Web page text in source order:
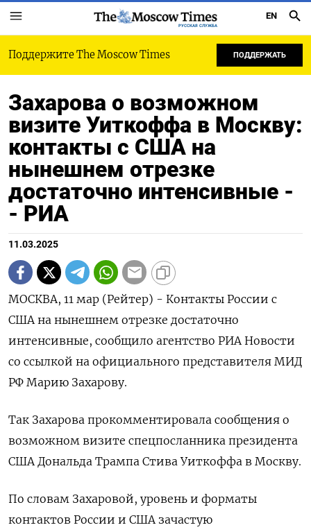
РУССКАЯ СЛУЖБА
EN
Поддержите The Moscow Times ПОДДЕРЖАТЬ
Захарова о возможном
визите Уиткоффа в Москву:
контакты с США на
нынешнем отрезке
достаточно интенсивные -
- РИА
11.03.2025
МОСКВА, 11 мар (Рейтер) - Контакты России с
США на нынешнем отрезке достаточно
интенсивные, сообщило агентство РИА Новости
со ссылкой на официального представителя МИД
РФ Марию Захарову.
Так Захарова прокомментировала сообщения о
возможном визите спецпосланника президента
США Дональда Трампа Стива Уиткоффа в Москву.
По словам Захаровой, уровень и форматы
контактов России и США зачастую